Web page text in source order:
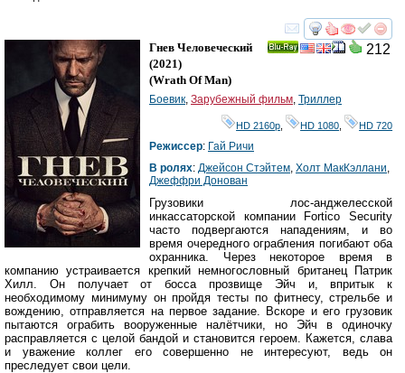
смотреть
212
Гнев Человеческий
(2021)
(Wrath Of Man)
Боевик, Зарубежный фильм, Триллер
HD 2160р HD 1080 HD 720
Режиссер: Гай Ричи
В ролях: Джейсон Стэйтем, Холт МакКэллани,
Джеффри Донован
Грузовики лос-анджелесской
инкассаторской компании Fortico Security
часто подвергаются нападениям, и во
время очередного ограбления погибают оба
охранника. Через некоторое время в
компанию устраивается крепкий немногословный британец Патрик
Хилл. Он получает от босса прозвище Эйч и, впритык к
необходимому минимуму он пройдя тесты по фитнесу, стрельбе и
вождению, отправляется на первое задание. Вскоре и его грузовик
пытаются ограбить вооруженные налётчики, но Эйч в одиночку
расправляется с целой бандой и становится героем. Кажется, слава
и уважение коллег его совершенно не интересуют, ведь он
преследует свои цели.